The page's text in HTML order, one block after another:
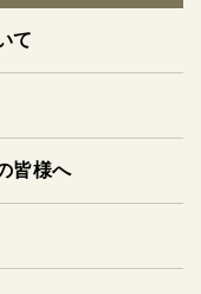
て
皆様へ